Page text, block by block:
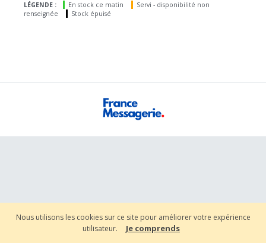
Nous utilisons les cookies sur ce site pour améliorer votre expérience
utilisateur.
Je comprends
LÉGENDE : En stock ce matin
Servi - disponibilité non
renseignée
Stock épuisé